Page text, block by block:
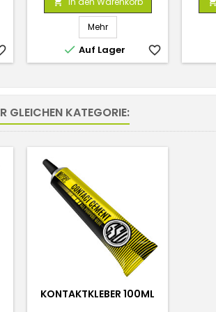
Mehr
 Auf Lager favorite_border
GLEICHEN KATEGORIE:
KONTAKTKLEBER 100ML